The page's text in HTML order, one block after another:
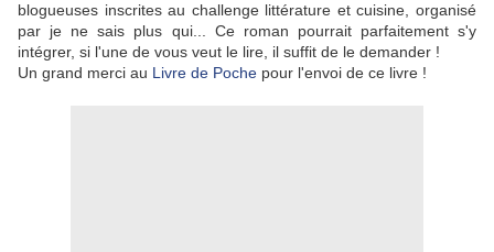
blogueuses inscrites au challenge littérature et cuisine, organisé
par je ne sais plus qui... Ce roman pourrait parfaitement s'y
intégrer, si l'une de vous veut le lire, il suffit de le demander !
Un grand merci au Livre de Poche pour l'envoi de ce livre !